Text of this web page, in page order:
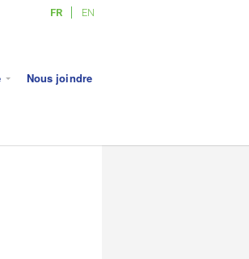
FR EN
Nous joindre